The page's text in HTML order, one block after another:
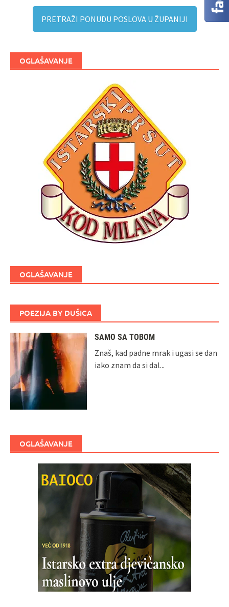
PRETRAŽI PONUDU POSLOVA U ŽUPANIJI
OGLAŠAVANJE
OGLAŠAVANJE
POEZIJA BY DUŠICA
SAMO SA TOBOM
Znaš, kad padne mrak i ugasi se dan
iako znam da si dal...
OGLAŠAVANJE